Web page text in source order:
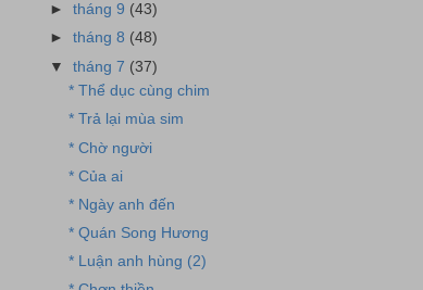
►tháng 9 (43)
►tháng 8 (48)
▼tháng 7 (37)
* Thể dục cùng chim
* Trả lại mùa sim
* Chờ người
* Của ai
* Ngày anh đến
* Quán Song Hương
* Luận anh hùng (2)